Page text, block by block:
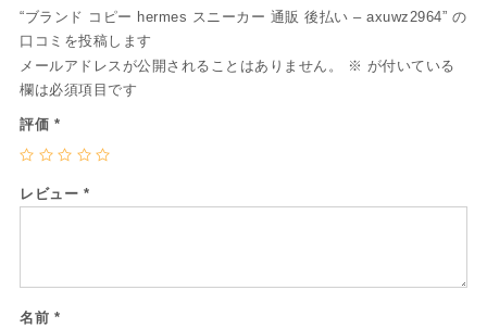
“ブランド コピー hermes スニーカー 通販 後払い – axuwz2964” の
口コミを投稿します
メールアドレスが公開されることはありません。
※ が付いている
欄は必須項目です
評価 *
レビュー *
名前 *